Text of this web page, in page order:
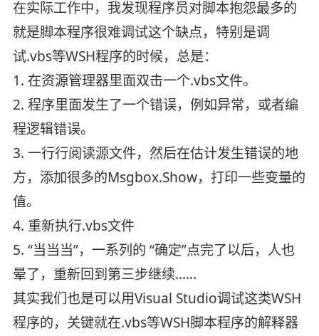
在实际工作中，我发现程序员对脚本抱怨最多的
就是脚本程序很难调试这个缺点，特别是调
试.vbs等WSH程序的时候，总是：
1. 在资源管理器里面双击一个.vbs文件。
2. 程序里面发生了一个错误，例如异常，或者编
程逻辑错误。
3. 一行行阅读源文件，然后在估计发生错误的地
方，添加很多的Msgbox.Show，打印一些变量的
值。
4. 重新执行.vbs文件
5. “当当当”，一系列的 “确定”点完了以后，人也
晕了，重新回到第三步继续……
其实我们也是可以用Visual Studio调试这类WSH
程序的，关键就在.vbs等WSH脚本程序的解释器